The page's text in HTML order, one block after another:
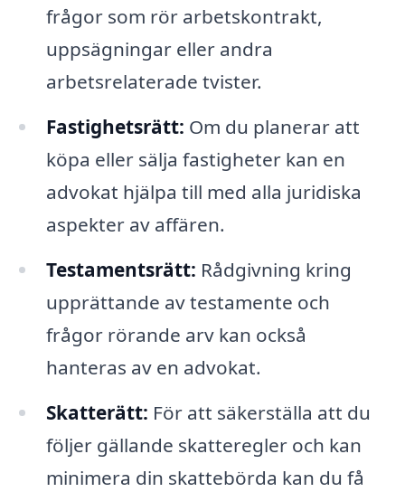
frågor som rör arbetskontrakt,
uppsägningar eller andra
arbetsrelaterade tvister.
Fastighetsrätt: Om du planerar att
köpa eller sälja fastigheter kan en
advokat hjälpa till med alla juridiska
aspekter av affären.
Testamentsrätt: Rådgivning kring
upprättande av testamente och
frågor rörande arv kan också
hanteras av en advokat.
Skatterätt: För att säkerställa att du
följer gällande skatteregler och kan
minimera din skattebörda kan du få